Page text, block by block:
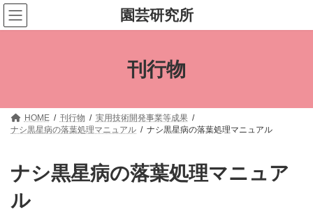
コ
ン
テ
ナ
ビ
ゲ
園芸研究所
刊行物
HOME 刊行物
実用技術開発事業等成果
ナシ黒星病の落葉処理マニュアル
ナシ黒星病の落葉処理マニュアル
ナシ黒星病の落葉処理マニュア
ル